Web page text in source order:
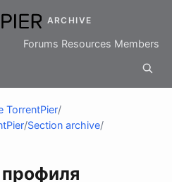
ARCHIVE
Forums Resources Members
TorrentPier/
/Section archive/